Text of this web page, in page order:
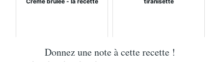
Donnez une note à cette recette !